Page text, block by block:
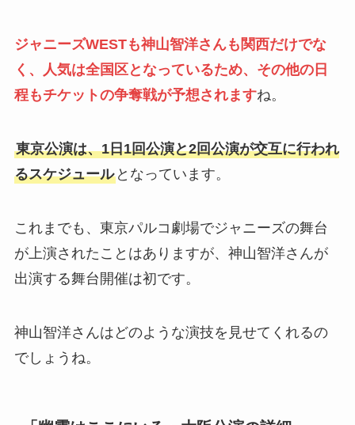
ジャニーズWESTも神山智洋さんも関西だけでな
く、人気は全国区となっているため、その他の日
程もチケットの争奪戦が予想されますね。
東京公演は、1日1回公演と2回公演が交互に行われ
るスケジュールとなっています。
これまでも、東京パルコ劇場でジャニーズの舞台
が上演されたことはありますが、神山智洋さんが
出演する舞台開催は初です。
神山智洋さんはどのような演技を見せてくれるの
でしょうね。